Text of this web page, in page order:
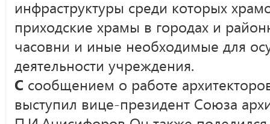
инфраструктуры среди которых
приходские храмы в городах и
часовни и иные необходимые для
деятельности учреждения.
С сообщением о работе
выступил вице-президент Союза